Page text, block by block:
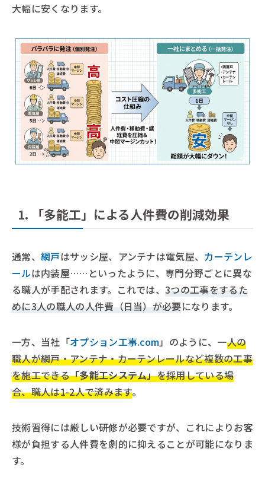
大幅に安くなります。
1. 「多能工」による人件費の削減効果
通常、 網戸はサッシ屋、アンテナは電気屋、 カーテンレ
ールは内装屋……といったように、専門分野ごとに異な
る職人が手配されます。これでは、3つの工事をするた
めに3人の職人の人件費（日当）が必要になります。
一方、当社「オプション工事.com」のように、一人の
職人が網戸・アンテナ・カーテンレールなど複数の工事
を施工できる「多能工システム」を採用している場
合、職人は1-2人で済みます。
技術習得には厳しい研修が必要ですが、これによりお客
様が負担する人件費を劇的に抑えることが可能になりま
す。